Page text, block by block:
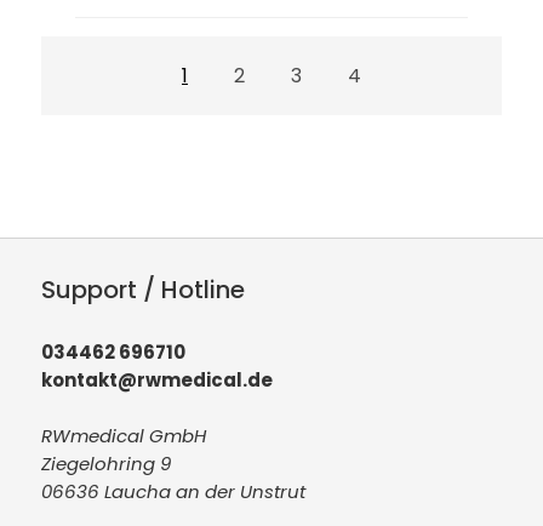
1 2 3 4
Support / Hotline
034462 696710
kontakt@rwmedical.de
RWmedical GmbH
Ziegelohring 9
06636 Laucha an der Unstrut